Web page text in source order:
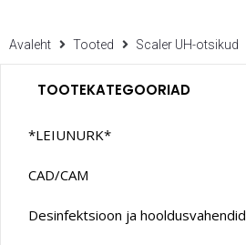
Avaleht Tooted Scaler UH-otsikud
TOOTEKATEGOORIAD
*LEIUNURK*
CAD/CAM
Desinfektsioon ja hooldusvahendid